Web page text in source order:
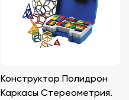
Конструктор Полидрон
Каркасы Стереометрия.